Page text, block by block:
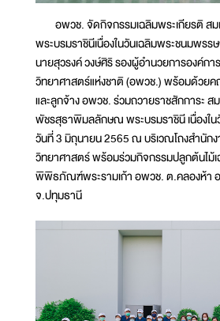
อพวช. จัดกิจกรรมเฉลิมพระเกียรติ สม
พระบรมราชินีเนื่องในวันเฉลิมพระชนมพร
นายสุวรงค์ วงษ์ศิริ รองผู้อำนวยการองค์
วิทยาศาสตร์แห่งชาติ (อพวช.) พร้อมด้วย
และลูกจ้าง อพวช. ร่วมถวายราชสักการะ ส
พัชรสุธาพิมลลักษณ พระบรมราชินี เนื่องใ
วันที่ 3 มิถุนายน 2565 ณ บริเวณโถงสำนั
วิทยาศาสตร์ พร้อมร่วมกิจกรรมปลูกต้นไม้
พิพิธภัณฑ์พระรามเก้า อพวช. ต.คลองห้า
จ.ปทุมธานี